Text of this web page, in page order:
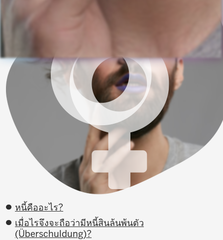
หนี้คืออะไร?
เมื่อไรจึงจะถือว่ามีหนี้สินล้นพ้นตัว
(Überschuldung)?